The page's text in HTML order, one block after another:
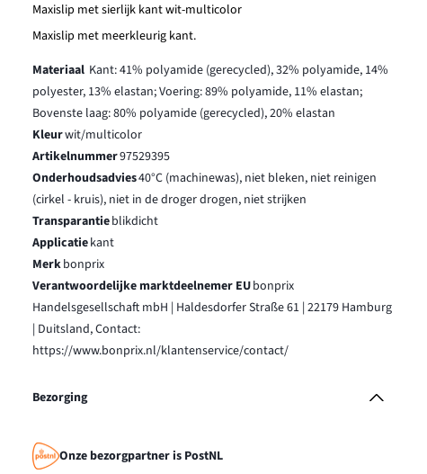
Maxislip met sierlijk kant wit-multicolor
Maxislip met meerkleurig kant.
Materiaal Kant: 41% polyamide (gerecycled), 32% polyamide, 14%
polyester, 13% elastan; Voering: 89% polyamide, 11% elastan;
Bovenste laag: 80% polyamide (gerecycled), 20% elastan
Kleurwit/multicolor
Artikelnummer97529395
Onderhoudsadvies40°C (machinewas), niet bleken, niet reinigen
(cirkel - kruis), niet in de droger drogen, niet strijken
Transparantieblikdicht
Applicatiekant
Merkbonprix
Verantwoordelijke marktdeelnemer EUbonprix
Handelsgesellschaft mbH | Haldesdorfer Straße 61 | 22179 Hamburg
| Duitsland, Contact:
https://www.bonprix.nl/klantenservice/contact/
Bezorging
Onze bezorgpartner is PostNL